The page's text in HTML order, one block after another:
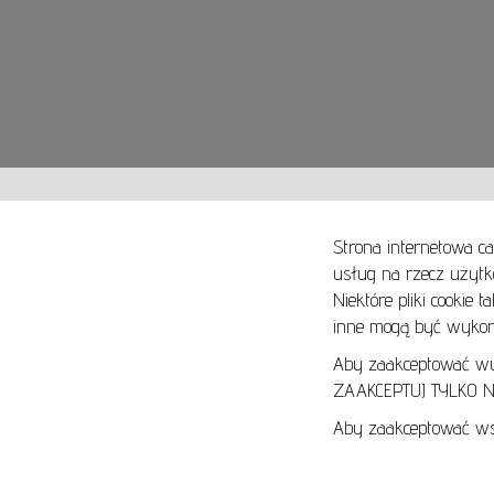
Strona internetowa
usług na rzecz
Niektóre pliki cookie
inne mogą być
Aby zaakceptować
ZAAKCEPTUJ TYLKO
Aby zaakceptować
SPOSOBY PŁATNOŚCI
SPOSOBY DOSTAWY
ZWROTY I REKLAMACJE
REGULAMIN AUKCJI